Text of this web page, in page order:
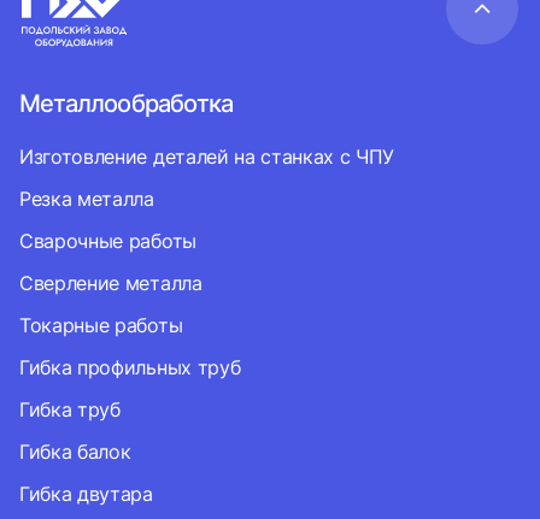
Металлообработка
Изготовление деталей на станках с ЧПУ
Резка металла
Сварочные работы
Сверление металла
Токарные работы
Гибка профильных труб
Гибка труб
Гибка балок
Гибка двутара